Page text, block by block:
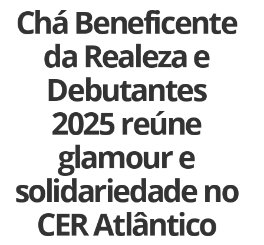
Chá Beneficente
da Realeza e
Debutantes
2025 reúne
glamour e
solidariedade no
CER Atlântico